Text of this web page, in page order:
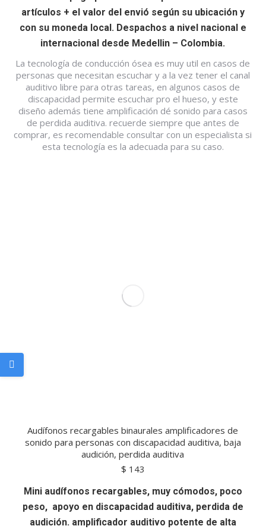
artículos + el valor del envió según su ubicación y
con su moneda local. Despachos a nivel nacional e
internacional desde Medellin – Colombia.
La tecnología de conducción ósea es muy util en casos de
personas que necesitan escuchar y a la vez tener el canal
auditivo libre para otras tareas, en algunos casos de
discapacidad permite escuchar pro el hueso, y este
diseño además tiene amplificación dé sonido para casos
de perdida auditiva. recuerde siempre que antes de
comprar, es recomendable consultar con un especialista si
esta tecnología es la adecuada para su caso.
Audífonos recargables binaurales amplificadores de
sonido para personas con discapacidad auditiva, baja
audición, perdida auditiva
$ 143
Mini audífonos recargables, muy cómodos, poco
peso, apoyo en discapacidad auditiva, perdida de
audición. amplificador auditivo potente de alta